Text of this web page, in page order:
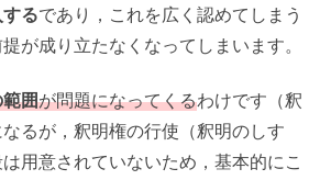
るであり，これを広く認めてしまう
が成り立たなくなってしまいます。
囲が問題になってくるわけです（釈
るが，釈明権の行使（釈明のしす
用意されていないため，基本的にこ